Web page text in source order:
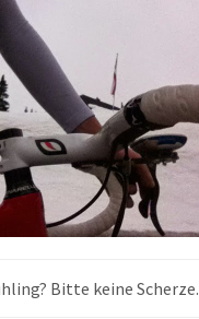
Bitte keine Scherze.